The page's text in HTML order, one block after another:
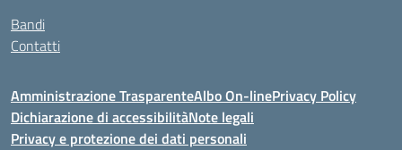
Bandi
Contatti
Amministrazione TrasparenteAlbo On-linePrivacy Policy
Dichiarazione di accessibilitàNote legali
Privacy e protezione dei dati personali